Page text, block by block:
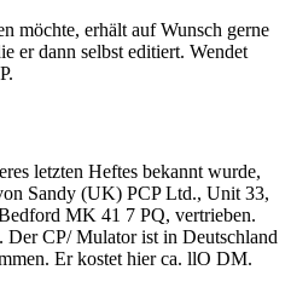
möchte, erhält auf Wunsch gerne
er dann selbst editiert. Wendet
letzten Heftes bekannt wurde,
Sandy (UK) PCP Ltd., Unit 33,
MK 41 7 PQ, vertrieben.
Der CP/ Mulator ist in Deutschland
Er kostet hier ca. llO DM.